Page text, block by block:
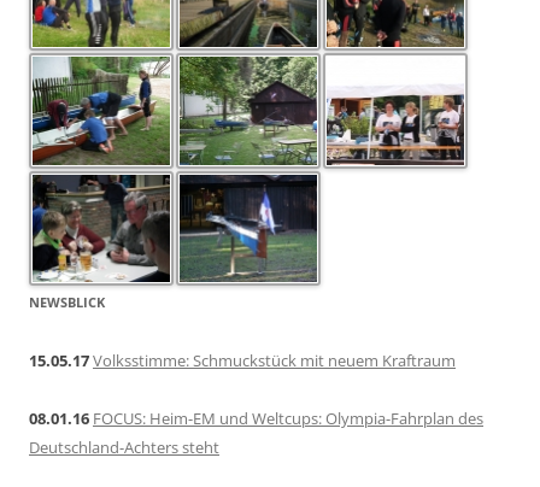
NEWSBLICK
15.05.17Volksstimme: Schmuckstück mit neuem Kraftraum
08.01.16 FOCUS: Heim-EM und Weltcups: Olympia-Fahrplan des
Deutschland-Achters steht